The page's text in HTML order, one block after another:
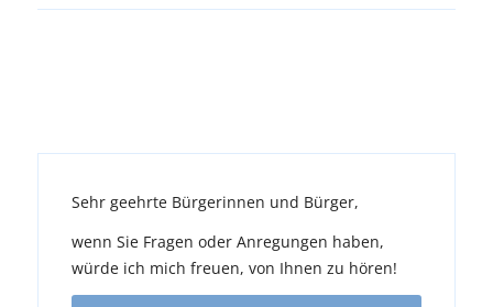
Sehr geehrte Bürgerinnen und Bürger,
wenn Sie Fragen oder Anregungen haben,
würde ich mich freuen, von Ihnen zu hören!